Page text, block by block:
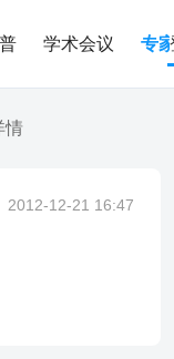
学术会议 专
情
2012-12-21 16:47